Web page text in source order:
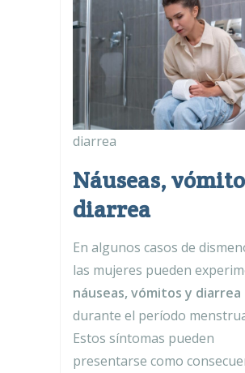
diarrea
Náuseas,
diarrea
En algunos casos de
las mujeres pueden
náuseas, vómitos y diarrea
durante el período
Estos síntomas pueden
presentarse como